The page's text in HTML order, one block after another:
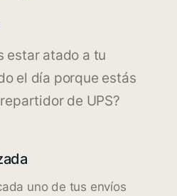
estar atado a tu
el día porque estás
de UPS?
uno de tus envíos